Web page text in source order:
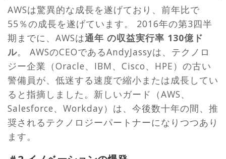
AWSは驚異的な成長を遂げており、前年比で
55％の成長を遂げています。 2016年の第3四半
期までに、AWSは通年 の収益実行率 130億ド
ル。 AWSのCEOであるAndyJassyは、テクノロ
ジー企業（Oracle、IBM、Cisco、HPE）の古い
警備員が、低迷する速度で縮小または成長してい
ると指摘しました。新しいガード（AWS、
Salesforce、Workday）は、今後数十年の間、推
奨されるテクノロジーパートナーになりつつあり
ます。